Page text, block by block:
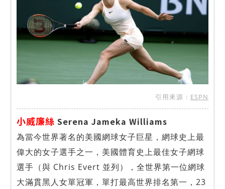
引用來源： ESPN
小威廉絲 Serena Jameka Williams
為當今世界著名的美國網球女子巨星，網球史上最
偉大的女子選手之一，美國體育史上最佳女子網球
選手（與 Chris Evert 並列），全世界第一位網球
大滿貫黑人女單冠軍，單打最高世界排名第一，23